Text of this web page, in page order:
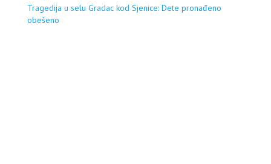
Tragedija u selu Gradac kod Sjenice: Dete pronađeno
obešeno